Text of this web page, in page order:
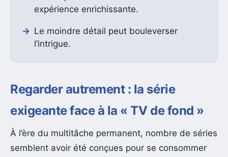
expérience enrichissante.
Le moindre détail peut bouleverser
l’intrigue.
Regarder autrement : la série
exigeante face à la « TV de fond »
À l’ère du multitâche permanent, nombre de séries
semblent avoir été conçues pour se consommer